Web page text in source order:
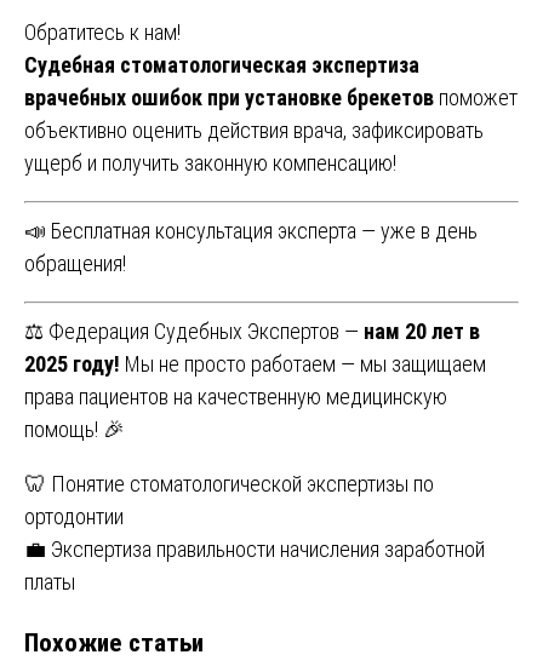
Обратитесь к нам!
Судебная стоматологическая экспертиза
врачебных ошибок при установке брекетов поможет
объективно оценить действия врача, зафиксировать
ущерб и получить законную компенсацию!
📣 Бесплатная консультация эксперта — уже в день
обращения!
⚖️ Федерация Судебных Экспертов — нам 20 лет в
2025 году! Мы не просто работаем — мы защищаем
права пациентов на качественную медицинскую
помощь! 🎉
Навигация
по
записям
🦷 Понятие стоматологической экспертизы по
ортодонтии
💼 Экспертиза правильности начисления заработной
платы
Похожие статьи